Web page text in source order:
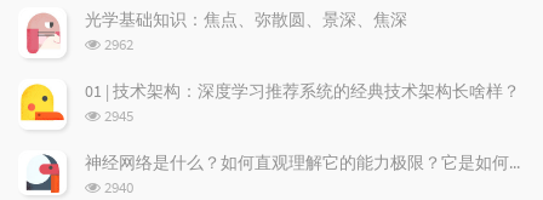
a
r
r
t
c
l
t
m
n
t
l
次
数:
光学基础知识：焦点、弥散圆、景深、焦深
浏
次
数:
2962
01 | 技术架构：深度学习推荐系统的经典技术架构长啥样？
浏
次
数:
2945
神经网络是什么？如何直观理解它的能力极限？它是如何无限逼近真理？
浏
2940